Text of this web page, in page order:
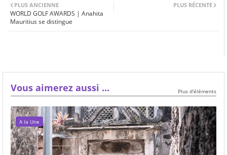
PLUS RÉCENTE
PLUS ANCIENNE
WORLD GOLF AWARDS | Anahita
Mauritius se distingue
Vous aimerez aussi ... Plus d'éléments
A la Une